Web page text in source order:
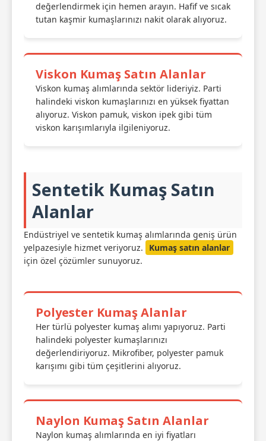
değerlendirmek için hemen arayın. Hafif ve sıcak
tutan kaşmir kumaşlarınızı nakit olarak alıyoruz.
Viskon Kumaş Satın Alanlar
Viskon kumaş alımlarında sektör lideriyiz. Parti
halindeki viskon kumaşlarınızı en yüksek fiyattan
alıyoruz. Viskon pamuk, viskon ipek gibi tüm
viskon karışımlarıyla ilgileniyoruz.
Sentetik Kumaş Satın
Alanlar
Endüstriyel ve sentetik kumaş alımlarında geniş ürün
yelpazesiyle hizmet veriyoruz.
Kumaş satın alanlar
için özel çözümler sunuyoruz.
Polyester Kumaş Alanlar
Her türlü polyester kumaş alımı yapıyoruz. Parti
halindeki polyester kumaşlarınızı
değerlendiriyoruz. Mikrofiber, polyester pamuk
karışımı gibi tüm çeşitlerini alıyoruz.
Naylon Kumaş Satın Alanlar
Naylon kumaş alımlarında en iyi fiyatları